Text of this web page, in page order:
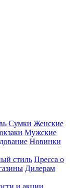
Сумки Женские
Мужские
Новинки
стиль Пресса о
Дилерам
и акции